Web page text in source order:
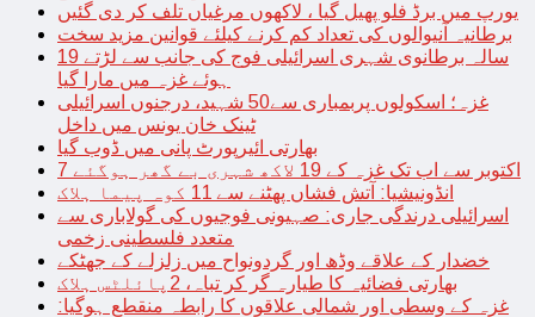
یورپ میں برڈ فلو پھیل گیا ، لاکھوں مرغیاں تلف کر دی گئیں
برطانیہ آنیوالوں کی تعداد کم کرنے کیلئے قوانین مزید سخت
19 سالہ برطانوی شہری اسرائیلی فوج کی جانب سے لڑتے
ہوئے غزہ میں مارا گیا
غزہ؛ اسکولوں پربمباری سے50 شہید، درجنوں اسرائیلی
ٹینک خان یونس میں داخل
بھارتی ائیرپورٹ پانی میں ڈوب گیا
7 اکتوبر سے اب تک غزہ کے 19 لاکھ شہری بے گھر ہوگئے
انڈونیشیا: آتش فشاں پھٹنے سے 11 کوہ پیما ہلاک
اسرائیلی درندگی جاری: صہیونی فوجیوں کی گولاباری سے
متعدد فلسطینی زخمی
خضدار کے علاقے وڈھ اور گردونواح میں زلزلے کے جھٹکے
بھارتی فضائیہ کا طیارہ گر کر تباہ، 2پائلٹس ہلاک
غزہ کے وسطی اور شمالی علاقوں کا رابطہ منقطع ہوگیا: